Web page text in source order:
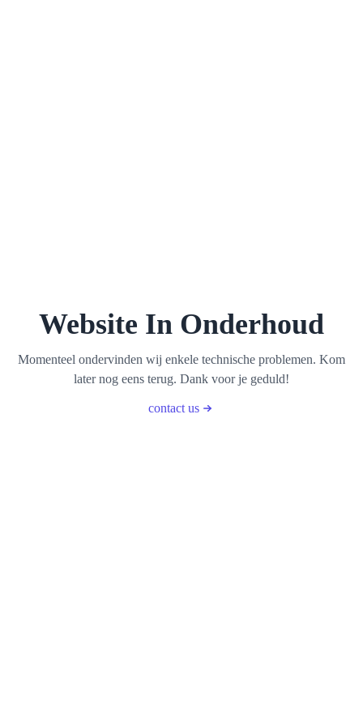
Website In Onderhoud
Momenteel ondervinden wij enkele technische problemen. Kom
later nog eens terug. Dank voor je geduld!
contact us